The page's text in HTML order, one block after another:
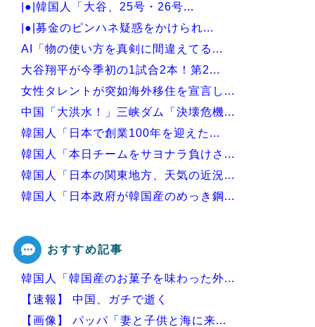
|●|韓国人「大谷、25号・26号...
|●|募金のピンハネ疑惑をかけられ...
AI「物の使い方を真剣に間違えてる...
大谷翔平が今季初の1試合2本！第2...
女性タレントが突如海外移住を宣言し...
中国「大洪水！」三峡ダム「決壊危機...
韓国人「日本で創業100年を迎えた...
韓国人「本日チームをサヨナラ負けさ...
韓国人「日本の関東地方、天気の近況...
韓国人「日本政府が韓国産のめっき鋼...
Powered by livedoor 相互RSS
おすすめ記事
韓国人「韓国産のお菓子を味わった外...
【速報】 中国、ガチで逝く
【画像】 パッパ「妻と子供と海に来...